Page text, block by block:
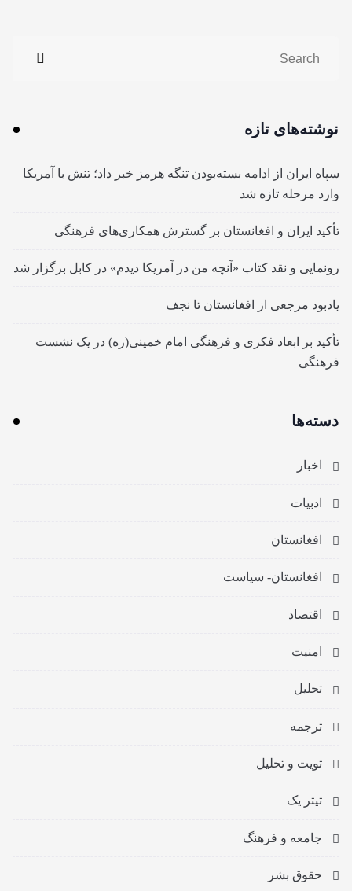
نوشته‌های تازه
سپاه ایران از ادامه بسته‌بودن تنگه هرمز خبر داد؛ تنش با آمریکا
وارد مرحله تازه شد
تأکید ایران و افغانستان بر گسترش همکاری‌های فرهنگی
رونمایی و نقد کتاب «آنچه من در آمریکا دیدم» در کابل برگزار شد
یادبود مرجعی از افغانستان تا نجف
تأکید بر ابعاد فکری و فرهنگی امام خمینی(ره) در یک نشست
فرهنگی
دسته‌ها
اخبار
ادبیات
افغانستان
افغانستان- سیاست
اقتصاد
امنیت
تحلیل
ترجمه
تویت و تحلیل
تیتر یک
جامعه و فرهنگ
حقوق بشر